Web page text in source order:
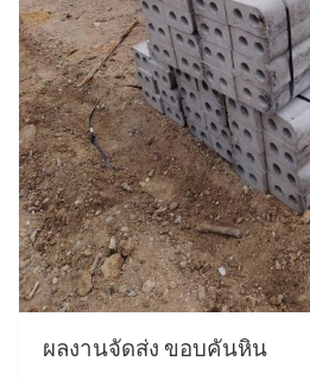
ผลงานจัดส่ง ขอบคันหิน